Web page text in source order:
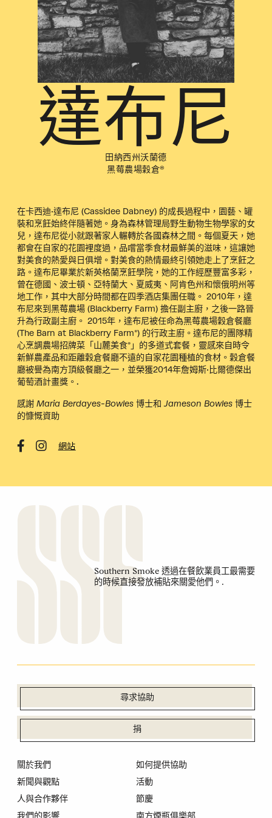
達布尼
田納西州沃蘭德
黑莓農場穀倉®
在卡西迪·達布尼 (Cassidee Dabney) 的成長過程中，園藝、罐
裝和烹飪始終伴隨著她。身為森林管理局野生動物生物學家的女
兒，達布尼從小就跟著家人輾轉於各國森林之間。每個夏天，她
都會在自家的花園裡度過，品嚐當季食材最鮮美的滋味，這讓她
對美食的熱愛與日俱增。對美食的熱情最終引領她走上了烹飪之
路。達布尼畢業於新英格蘭烹飪學院，她的工作經歷豐富多彩，
曾在德國、波士頓、亞特蘭大、夏威夷、阿肯色州和懷俄明州等
地工作，其中大部分時間都在四季酒店集團任職。 2010年，達
布尼來到黑莓農場 (Blackberry Farm) 擔任副主廚，之後一路晉
升為行政副主廚。 2015年，達布尼被任命為黑莓農場穀倉餐廳
(The Barn at Blackberry Farm®) 的行政主廚。達布尼的團隊精
心烹調農場招牌菜「山麓美食®」的多道式套餐，靈感來自時令
新鮮農產品和距離穀倉餐廳不遠的自家花園種植的食材。穀倉餐
廳被譽為南方頂級餐廳之一，並榮獲2014年詹姆斯·比爾德傑出
葡萄酒計畫獎。.
感謝 Maria Berdayes-Bowles 博士和 Jameson Bowles 博士
的慷慨資助
網站
Southern Smoke 透過在餐飲業員工最需要
的時候直接發放補貼來關愛他們。.
尋求協助
捐
關於我們
新聞與觀點
人與合作夥伴
如何提供協助
活動
節慶